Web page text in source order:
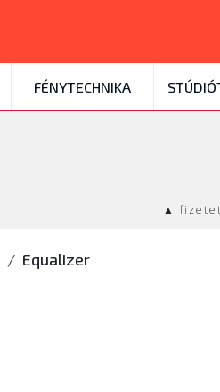
FÉNYTECHNIKA
▲
Equalizer